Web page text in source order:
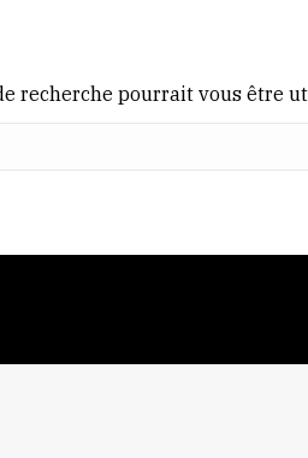
recherche pourrait vous être